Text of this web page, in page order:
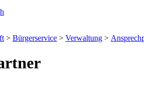
> Bürgerservice > Verwaltung >